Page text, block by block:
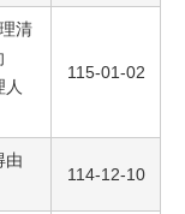
清
115-01-02
由
114-12-10